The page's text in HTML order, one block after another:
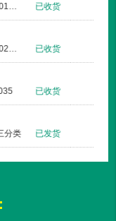
已收货
已收货
桶035 已收货
三分类 已发货